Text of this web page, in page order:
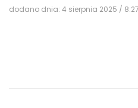
dodano dnia: 4 sierpnia 2025 / 8:27